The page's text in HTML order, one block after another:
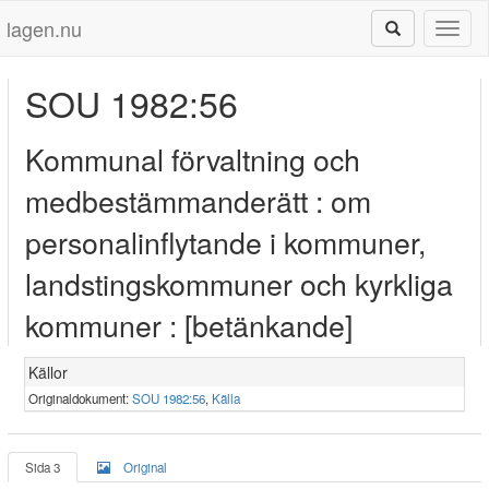
lagen.nu
SOU 1982:56
Kommunal förvaltning och
medbestämmanderätt : om
personalinflytande i kommuner,
landstingskommuner och kyrkliga
kommuner : [betänkande]
Källor
Originaldokument:SOU 1982:56, Källa
Sida 3 Original